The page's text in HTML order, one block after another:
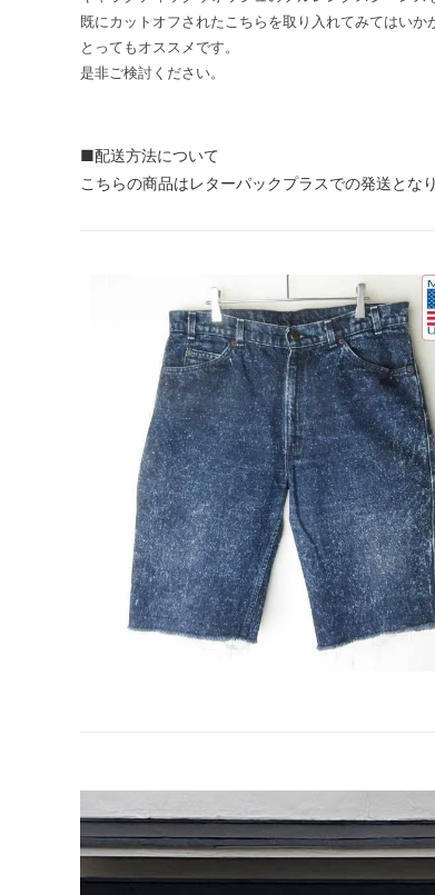
既にカットオフされたこちらを取り入れてみてはいか
とってもオススメです。
是非ご検討ください。
■配送方法について
こちらの商品はレターパックプラスでの発送となり